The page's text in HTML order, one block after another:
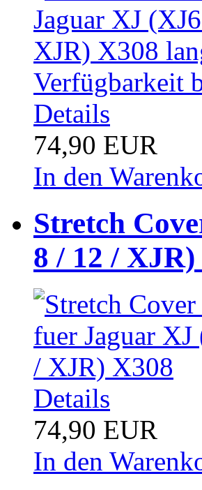
Verfügbarkeit
Details
74,90 EUR
In den
Stretch
8 / 12 / XJR)
Details
74,90 EUR
In den